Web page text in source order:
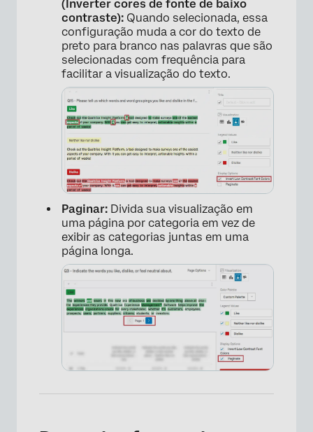
(Inverter cores de fonte de baixo
contraste): Quando selecionada, essa
configuração muda a cor do texto de
preto para branco nas palavras que são
selecionadas com frequência para
facilitar a visualização do texto.
Paginar: Divida sua visualização em
uma página por categoria em vez de
exibir as categorias juntas em uma
página longa.